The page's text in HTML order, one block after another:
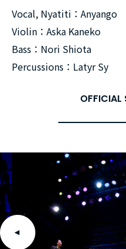
Vocal, Nyatiti：Anyango
Violin：Aska Kaneko
Bass：Nori Shiota
Percussions：Latyr Sy
OFFICIAL